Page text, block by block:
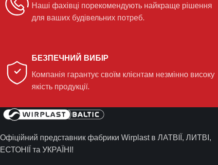
Наші фахівці порекомендують найкраще рішення
для ваших будівельних потреб.
БЕЗПЕЧНИЙ ВИБІР
Компанія гарантує своїм клієнтам незмінно високу
якість продукції.
Офіційний представник фабрики Wirplast в ЛАТВІЇ, ЛИТВІ,
ЕСТОНІЇ та УКРАЇНІ!